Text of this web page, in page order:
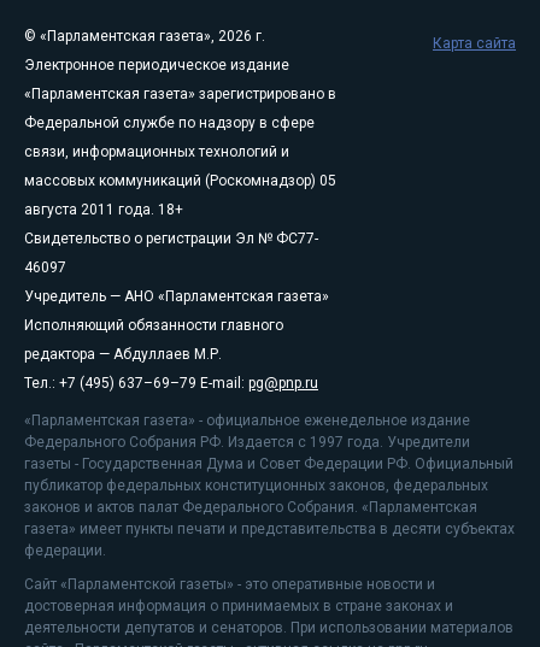
© «Парламентская газета», 2026 г.
Электронное периодическое издание
«Парламентская газета» зарегистрировано в
Федеральной службе по надзору в сфере
связи, информационных технологий и
массовых коммуникаций (Роскомнадзор) 05
августа 2011 года. 18+
Свидетельство о регистрации Эл № ФС77-
46097
Учредитель — АНО «Парламентская газета»
Исполняющий обязанности главного
редактора — Абдуллаев М.Р.
Тел.: +7 (495) 637–69–79 E-mail: pg@pnp.ru
«Парламентская газета» - официальное еженедельное издание
Федерального Собрания РФ. Издается с 1997 года. Учредители
газеты - Государственная Дума и Совет Федерации РФ. Официальный
публикатор федеральных конституционных законов, федеральных
законов и актов палат Федерального Собрания. «Парламентская
газета» имеет пункты печати и представительства в десяти субъектах
федерации.
Сайт «Парламентской газеты» - это оперативные новости и
достоверная информация о принимаемых в стране законах и
деятельности депутатов и сенаторов. При использовании материалов
Карта сайта